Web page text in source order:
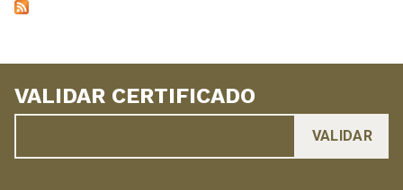
VALIDAR CERTIFICADO